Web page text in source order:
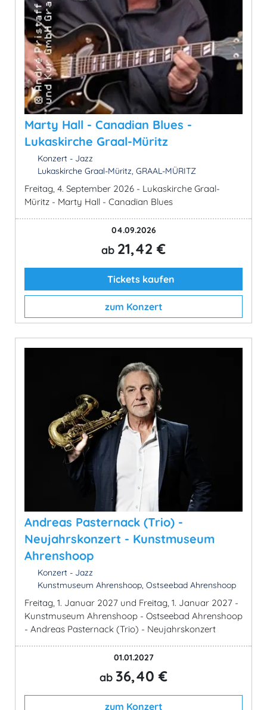
Marty Hall - Canadian Blues -
Lukaskirche Graal-Müritz
Konzert - Jazz
Lukaskirche Graal-Müritz, GRAAL-MÜRITZ
Freitag, 4. September 2026 - Lukaskirche Graal-
Müritz - Marty Hall - Canadian Blues
04.09.2026
ab 21,42 €
Tickets kaufen
zum Konzert
Andreas Pasternack (Trio) -
Neujahrskonzert - Kunstmuseum
Ahrenshoop
Konzert - Jazz
Kunstmuseum Ahrenshoop, Ostseebad Ahrenshoop
Freitag, 1. Januar 2027 und Freitag, 1. Januar 2027 -
Kunstmuseum Ahrenshoop - Ostseebad Ahrenshoop
- Andreas Pasternack (Trio) - Neujahrskonzert
01.01.2027
ab 36,40 €
zum Konzert